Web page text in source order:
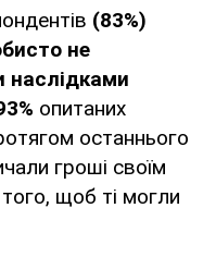
(83%)
не
наслідками
опитаних
останнього
гроші своїм
щоб ті могли